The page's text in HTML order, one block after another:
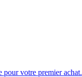
pour votre premier achat.